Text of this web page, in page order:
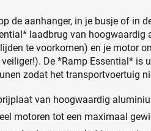
de aanhanger, in je busje of in
laadbrug van hoogwaardig
te voorkomen) en je motor
De *Ramp Essential* is
zodat het transportvoertuig
van hoogwaardig
motoren tot een maximaal